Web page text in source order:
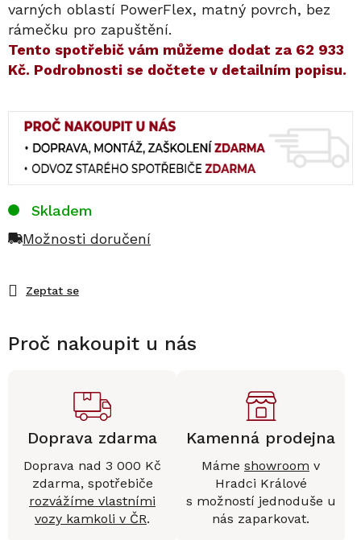
varných oblastí PowerFlex, matný povrch, bez
rámečku pro zapuštění.
​​Tento spotřebič vám můžeme dodat za 62 933
Kč. Podrobnosti se dočtete v detailním popisu.
Zeptat se
Skladem
Možnosti doručení
Proč nakoupit u nás
Doprava zdarma
Doprava nad 3 000 Kč
zdarma, spotřebiče
rozvážíme vlastními
vozy kamkoli v ČR.
Kamenná prodejna
Máme showroom v
Hradci Králové
s možností jednoduše u
nás zaparkovat.